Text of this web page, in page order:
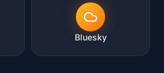
Bluesky